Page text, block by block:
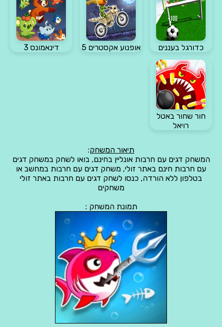
כדורגל בעננים אופנוע אקסטרים 5 דינאמונס 3
חור שחור באטל
רויאל
תיאור המשחק:
המשחק דגים עם חרבות אונליין בחינם, בואו לשחק במשחק דגים
עם חרבות חינם באתר זולי, משחק דגים עם חרבות במחשב או
בטלפון ללא הורדה, כנסו לשחק דגים עם חרבות באתר זולי
משחקים
תמונת המשחק :